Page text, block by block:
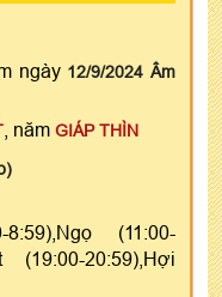
ngày 12/9/2024 Âm
, năm GIÁP THÌN
(11:00-
(19:00-20:59),Hợi